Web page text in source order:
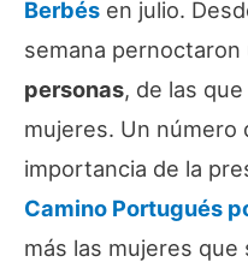
Berbés en julio.
semana
personas, de las
mujeres. Un número
importancia de la
Camino Portugués
más las mujeres